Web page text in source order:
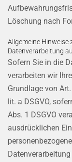
Löschung nach
Allgemeine Hinweise
Datenverarbeitung
Sofern Sie in die
verarbeiten wir
Grundlage von
lit. a DSGVO,
Abs. 1 DSGVO
ausdrücklichen